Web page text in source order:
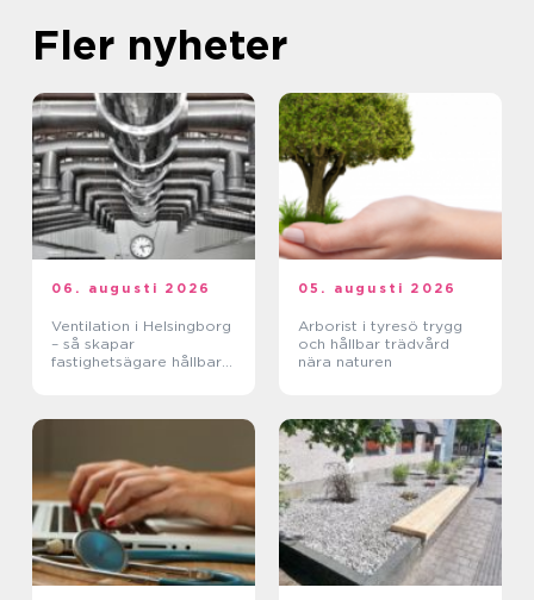
Fler nyheter
06. augusti 2026
Ventilation i Helsingborg
– så skapar
fastighetsägare hållbara
05. augusti 2026
Arborist i tyresö trygg
och hållbar trädvård
nära naturen